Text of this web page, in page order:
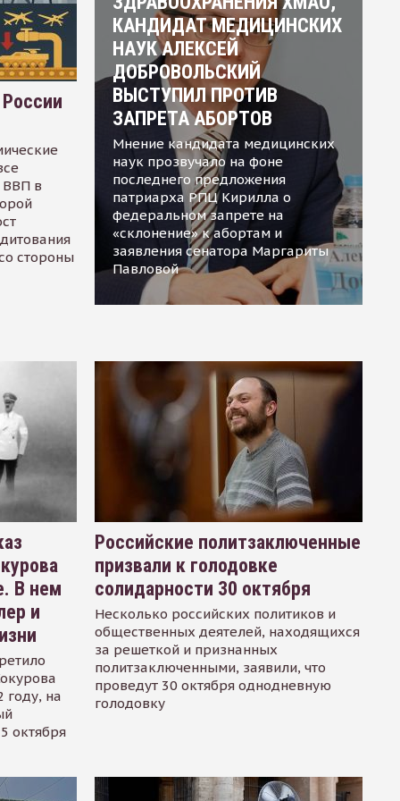
ВВП в
стороны
КАНДИДАТ МЕДИЦИНСКИХ
НАУК АЛЕКСЕЙ
ДОБРОВОЛЬСКИЙ
ВЫСТУПИЛ ПРОТИВ
ЗАПРЕТА АБОРТОВ
Мнение кандидата медицинских
наук прозвучало на фоне
последнего предложения
патриарха РПЦ Кирилла о
федеральном запрете на
«склонение» к абортам и
заявления сенатора Маргариты
Павловой
В нем
и
году, на
октября
Российские политзаключенные
призвали к голодовке
солидарности 30 октября
Несколько российских политиков и
общественных деятелей, находящихся
за решеткой и признанных
политзаключенными, заявили, что
проведут 30 октября однодневную
голодовку